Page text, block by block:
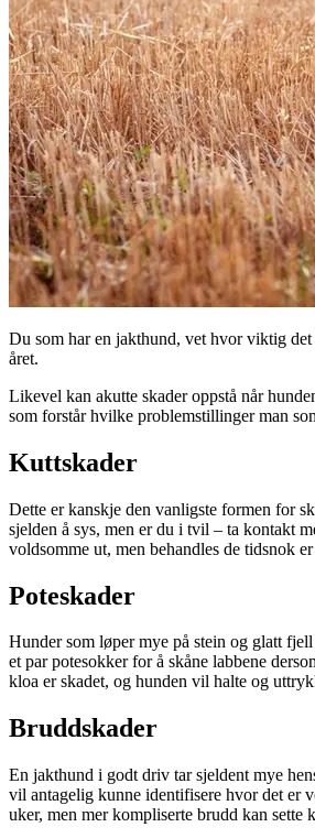
Du som har en jakthund, vet hvor viktig
året.
Likevel kan akutte skader oppstå når
som forstår hvilke problemstillinger man
Kuttskader
Dette er kanskje den vanligste formen for
sjelden å sys, men er du i tvil – ta kontakt
voldsomme ut, men behandles de tidsnok
Poteskader
Hunder som løper mye på stein og glatt
et par potesokker for å skåne labbene
kloa er skadet, og hunden vil halte og
Bruddskader
En jakthund i godt driv tar sjeldent mye
vil antagelig kunne identifisere hvor det er
uker, men mer kompliserte brudd kan sette